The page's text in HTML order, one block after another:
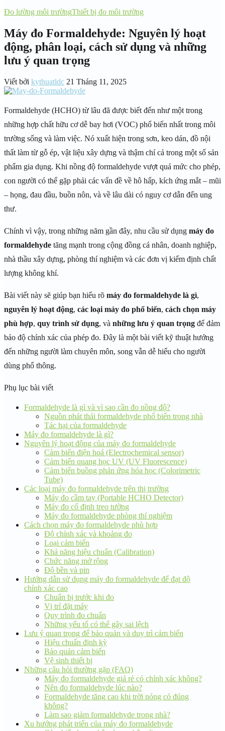
Đo lường môi trườngThiết bị đo môi trường
Máy đo Formaldehyde: Nguyên lý hoạt
động, phân loại, cách sử dụng và những
lưu ý quan trọng
Viết bởi kythuatldc 21 Tháng 11, 2025
Formaldehyde (HCHO) từ lâu đã được biết đến như một trong
những hợp chất hữu cơ dễ bay hơi (VOC) phổ biến nhất trong môi
trường sống và làm việc. Nó xuất hiện trong sơn, keo dán, đồ nội
thất làm từ gỗ ép, vật liệu xây dựng và thậm chí cả trong một số sản
phẩm gia dụng. Khi nồng độ formaldehyde vượt quá mức cho phép,
con người có thể gặp phải các vấn đề về hô hấp, kích ứng mắt – mũi
– họng, đau đầu, buồn nôn, và về lâu dài có nguy cơ dẫn đến ung
thư.
Chính vì vậy, trong những năm gần đây, nhu cầu sử dụng máy đo
formaldehyde tăng mạnh trong cộng đồng cá nhân, doanh nghiệp,
nhà thầu xây dựng, phòng thí nghiệm và các đơn vị kiểm định chất
lượng không khí.
Bài viết này sẽ giúp bạn hiểu rõ máy đo formaldehyde là gì,
nguyên lý hoạt động, các loại máy đo phổ biến, cách chọn máy
phù hợp, quy trình sử dụng, và những lưu ý quan trọng để đảm
bảo độ chính xác của phép đo. Đây là một bài viết kỹ thuật hướng
đến những người làm chuyên môn, song vẫn dễ hiểu cho người
dùng phổ thông.
Phụ lục bài viết
Formaldehyde là gì và vì sao cần đo nồng độ?
Nguồn phát thải formaldehyde phổ biến trong nhà
Tác hại của formaldehyde
Máy đo formaldehyde là gì?
Nguyên lý hoạt động của máy đo formaldehyde
Cảm biến điện hoá (Electrochemical sensor)
Cảm biến quang học UV (UV Fluorescence)
Cảm biến buồng phản ứng hóa học (Colorimetric
Tube)
Các loại máy đo formaldehyde trên thị trường
Máy đo cầm tay (Portable HCHO Detector)
Máy đo cố định treo tường
Máy đo formaldehyde phòng thí nghiệm
Cách chọn máy đo formaldehyde phù hợp
Độ chính xác và khoảng đo
Loại cảm biến
Khả năng hiệu chuẩn (Calibration)
Chức năng mở rộng
Độ bền và pin
Hướng dẫn sử dụng máy đo formaldehyde để đạt độ
chính xác cao
Chuẩn bị trước khi đo
Vị trí đặt máy
Quy trình đo chuẩn
Những yếu tố có thể gây sai lệch
Lưu ý quan trọng để bảo quản và duy trì cảm biến
Hiệu chuẩn định kỳ
Bảo quản cảm biến
Vệ sinh thiết bị
Những câu hỏi thường gặp (FAQ)
Máy đo formaldehyde giá rẻ có chính xác không?
Nên đo formaldehyde lúc nào?
Formaldehyde tăng cao khi trời nóng có đúng
không?
Làm sao giảm formaldehyde trong nhà?
Xu hướng phát triển của máy đo formaldehyde